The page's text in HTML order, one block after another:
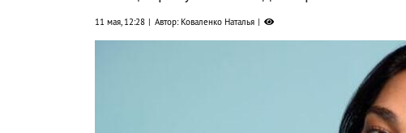
11 мая, 12:28 Автор: Коваленко Наталья